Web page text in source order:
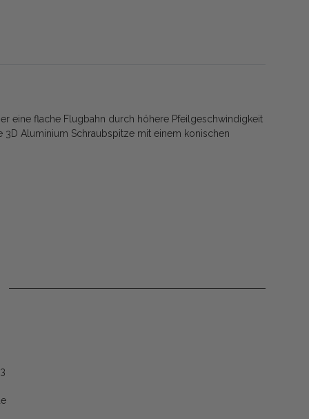
eine flache Flugbahn durch höhere Pfeilgeschwindigkeit
Aluminium Schraubspitze mit einem konischen